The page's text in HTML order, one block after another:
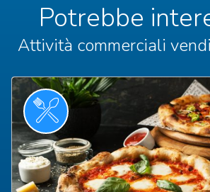
Potrebbe
Attività commerciali